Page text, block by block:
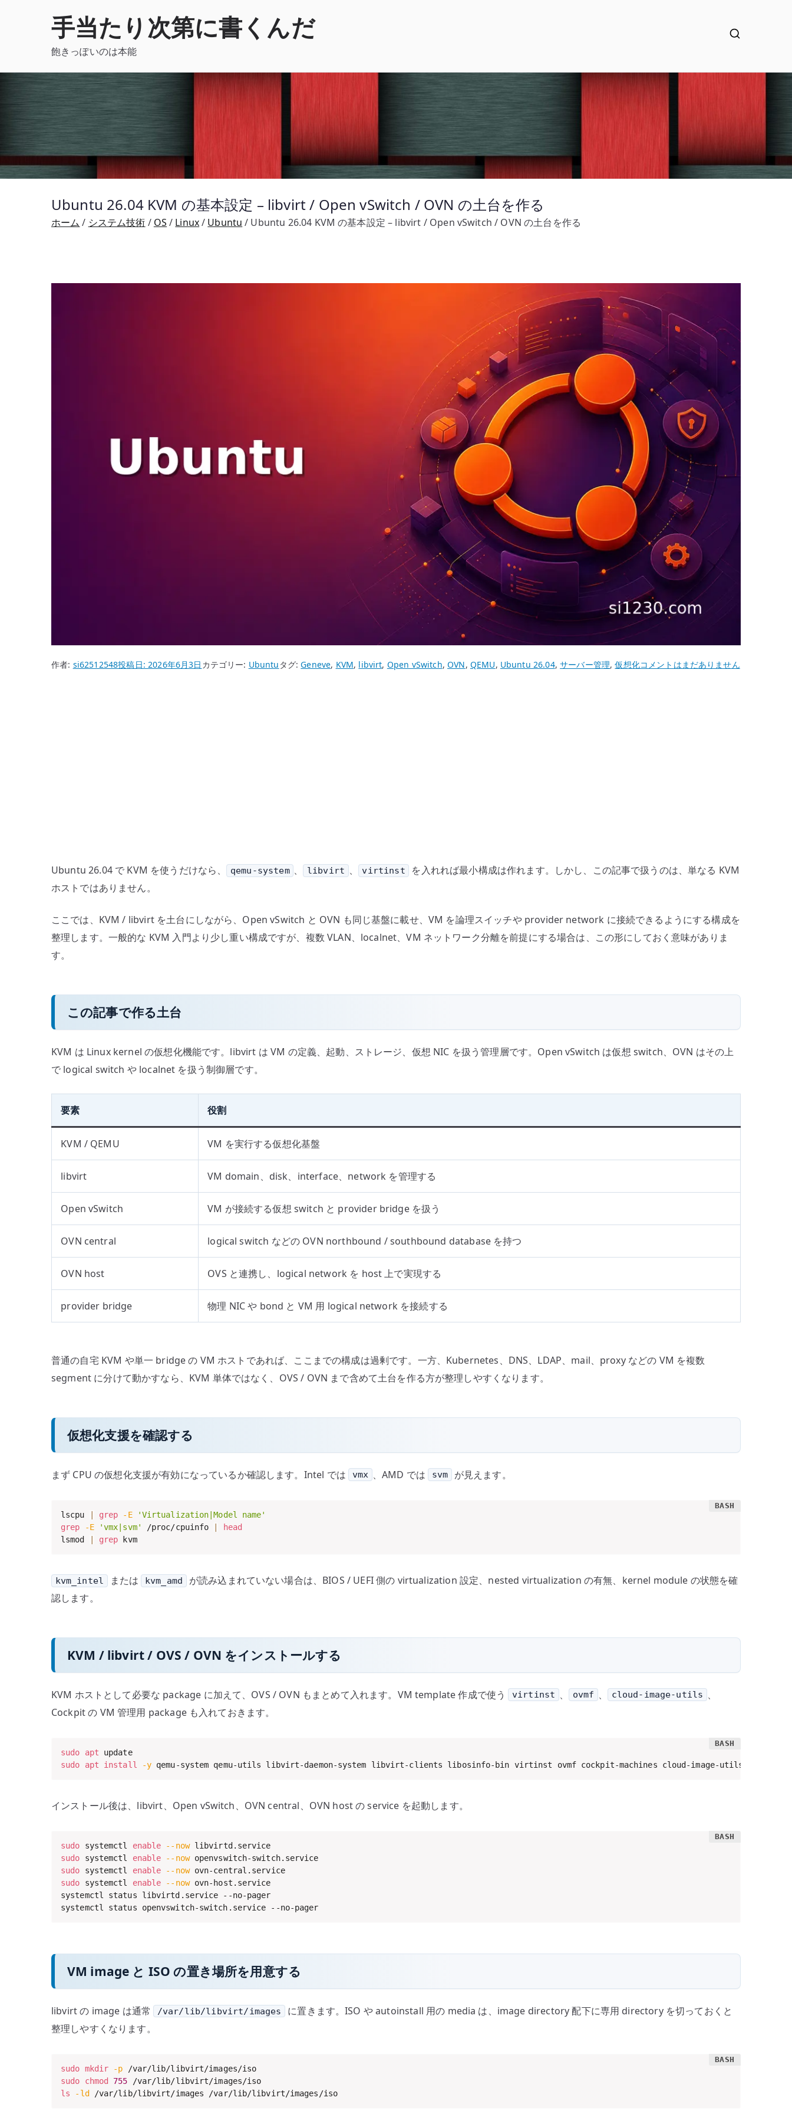
手当たり次第に書くんだ
飽きっぽいのは本能
Ubuntu 26.04 KVM の基本設定 – libvirt / Open vSwitch / OVN の土台を作る
ホーム システム技術 OS Linux Ubuntu Ubuntu 26.04 KVM の基本設定 – libvirt / Open vSwitch / OVN の土台を作る
作者: si62512548投稿日:2026年6月3日 カテゴリー: Ubuntu タグ:Geneve, KVM, libvirt, Open vSwitch,OVN, QEMU, Ubuntu 26.04,サーバー管理,仮想化Ubuntu
/
OVN
台
を
コメントはまだありません
Ubuntu 26.04 で KVM を使うだけなら、 qemu-system 、 libvirt 、 virtinst
を入れれば最小構成は作れます。しかし、この記事で扱うのは、単なる KVM
ホストではありません。
ここでは、KVM / libvirt を土台にしながら、Open vSwitch と OVN も同じ基盤に載せ、VM を論理スイッチや provider network に接続できるようにする構成を
整理します。一般的な KVM 入門より少し重い構成ですが、複数 VLAN、localnet、VM ネットワーク分離を前提にする場合は、この形にしておく意味がありま
す。
この記事で作る土台
KVM は Linux kernel の仮想化機能です。libvirt は VM の定義、起動、ストレージ、仮想 NIC を扱う管理層です。Open vSwitch は仮想 switch、OVN はその上
で logical switch や localnet を扱う制御層です。
要素 役割
KVM / QEMU VM を実行する仮想化基盤
libvirt VM domain、disk、interface、network を管理する
Open vSwitch VM が接続する仮想 switch と provider bridge を扱う
OVN central logical switch などの OVN northbound / southbound database を持つ
OVN host OVS と連携し、logical network を host 上で実現する
provider bridge 物理 NIC や bond と VM 用 logical network を接続する
普通の自宅 KVM や単一 bridge の VM ホストであれば、ここまでの構成は過剰です。一方、Kubernetes、DNS、LDAP、mail、proxy などの VM を複数
segment に分けて動かすなら、KVM 単体ではなく、OVS / OVN まで含めて土台を作る方が整理しやすくなります。
仮想化支援を確認する
まず CPU の仮想化支援が有効になっているか確認します。Intel では vmx 、AMD では svm が見えます。
lscpu grep -E
'Virtualization|Model name'
grep
-E 'vmx|svm' /proc/cpuinfo
head
lsmod
grep kvm
kvm_intel または kvm_amd
が読み込まれていない場合は、BIOS / UEFI 側の virtualization 設定、nested virtualization の有無、kernel module の状態を確
認します。
KVM / libvirt / OVS / OVN をインストールする
KVM ホストとして必要な package に加えて、OVS / OVN もまとめて入れます。VM template 作成で使う virtinst 、 ovmf 、 cloud-image-utils 、
Cockpit の VM 管理用 package も入れておきます。
sudo apt
update
sudo
apt install -y qemu-system qemu-utils libvirt-daemon-system libvirt-clients libosinfo-bin virtinst ovmf cockpit-machines cloud-image-utils
インストール後は、libvirt、Open vSwitch、OVN central、OVN host の service を起動します。
sudo systemctl enable --now
sudo systemctl enable --now
sudo systemctl enable --now
ovn-central.service
sudo systemctl enable --now ovn-host.service
systemctl status libvirtd.service --no-pager
systemctl status openvswitch-switch.service --no-pager
VM image と ISO の置き場所を用意する
libvirt の image は通常 /var/lib/libvirt/images
に置きます。ISO や autoinstall 用の media は、image directory 配下に専用 directory を切っておくと
整理しやすくなります。
sudo mkdir -p
sudo
chmod 755
ls
-ld /var/lib/libvirt/images /var/lib/libvirt/images/iso